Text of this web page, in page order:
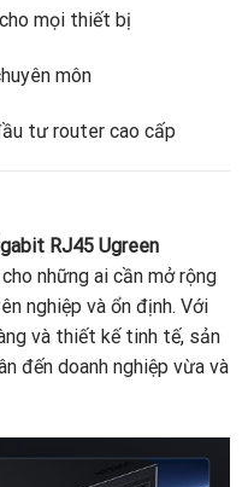
mọi thiết bị
môn
tư router cao cấp
RJ45 Ugreen
những ai cần mở rộng
nghiệp và ổn định. Với
và thiết kế tinh tế, sản
đến doanh nghiệp vừa và